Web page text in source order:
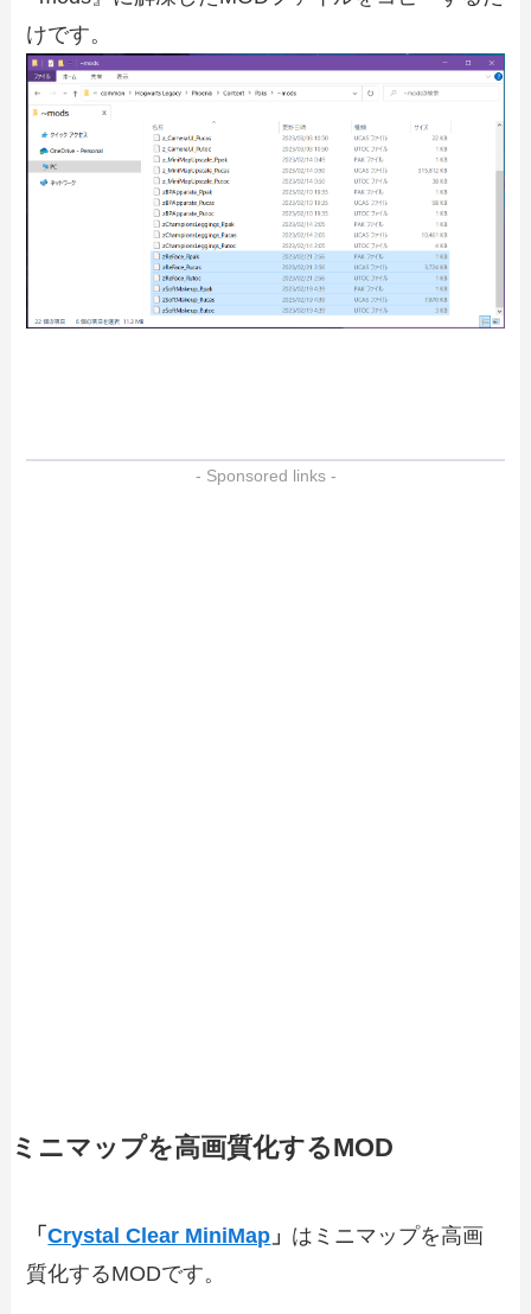
けです。
- Sponsored links -
ミニマップを高画質化するMOD
「Crystal Clear MiniMap 」 はミニマップを高画
質化するMODです。